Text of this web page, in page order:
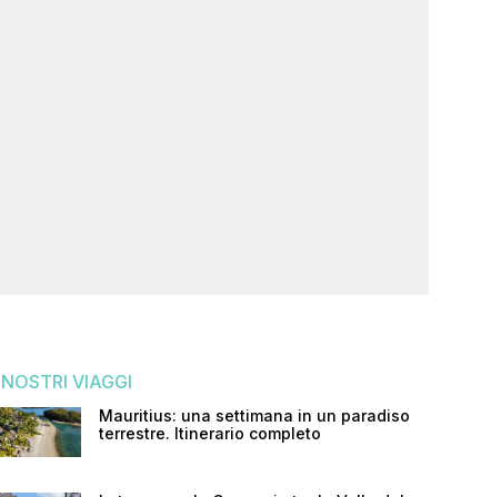
VIAGGI
Mauritius: una settimana in un paradiso
terrestre. Itinerario completo